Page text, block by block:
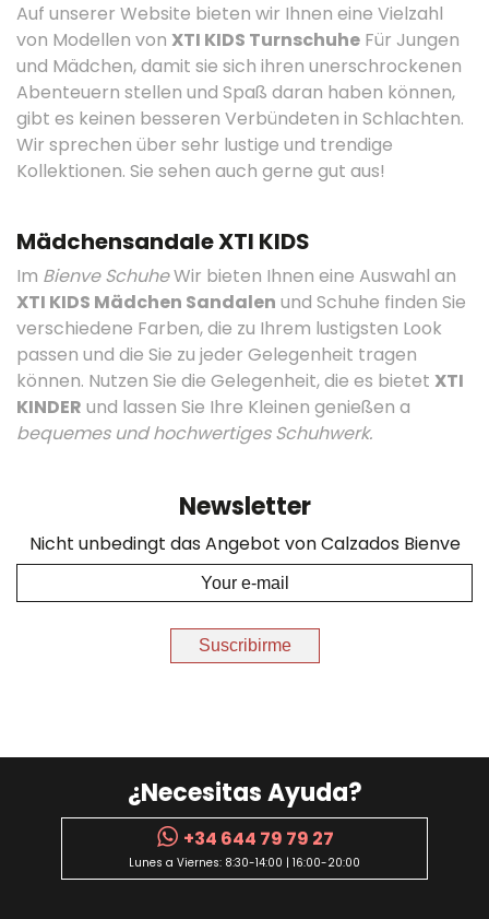
Auf unserer Website bieten wir Ihnen eine Vielzahl
von Modellen von XTI KIDS Turnschuhe Für Jungen
und Mädchen, damit sie sich ihren unerschrockenen
Abenteuern stellen und Spaß daran haben können,
gibt es keinen besseren Verbündeten in Schlachten.
Wir sprechen über sehr lustige und trendige
Kollektionen. Sie sehen auch gerne gut aus!
Mädchensandale XTI KIDS
Im Bienve SchuheWir bieten Ihnen eine Auswahl an
XTI KIDS Mädchen Sandalen und Schuhe finden Sie
verschiedene Farben, die zu Ihrem lustigsten Look
passen und die Sie zu jeder Gelegenheit tragen
können. Nutzen Sie die Gelegenheit, die es bietet XTI
KINDER und lassen Sie Ihre Kleinen genießen a
bequemes und hochwertiges Schuhwerk.
Newsletter
Nicht unbedingt das Angebot von Calzados Bienve
Suscribirme
¿Necesitas Ayuda?
+34 644 79 79 27
Lunes a Viernes: 8:30-14:00 | 16:00-20:00